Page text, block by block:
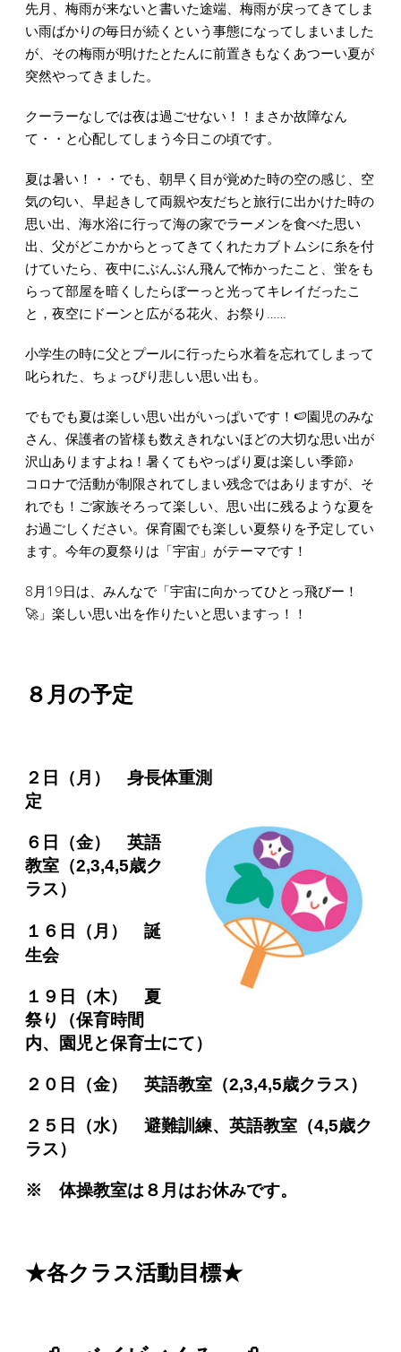
先月、梅雨が来ないと書いた途端、梅雨が戻ってきてしま
い雨ばかりの毎日が続くという事態になってしまいました
が、その梅雨が明けたとたんに前置きもなくあつーい夏が
突然やってきました。
クーラーなしでは夜は過ごせない！！まさか故障なん
て・・と心配してしまう今日この頃です。
夏は暑い！・・でも、朝早く目が覚めた時の空の感じ、空
気の匂い、早起きして両親や友だちと旅行に出かけた時の
思い出、海水浴に行って海の家でラーメンを食べた思い
出、父がどこかからとってきてくれたカブトムシに糸を付
けていたら、夜中にぶんぶん飛んで怖かったこと、蛍をも
らって部屋を暗くしたらぼーっと光ってキレイだったこ
と，夜空にドーンと広がる花火、お祭り……
小学生の時に父とプールに行ったら水着を忘れてしまって
叱られた、ちょっぴり悲しい思い出も。
でもでも夏は楽しい思い出がいっぱいです！🍉園児のみな
さん、保護者の皆様も数えきれないほどの大切な思い出が
沢山ありますよね！暑くてもやっぱり夏は楽しい季節♪
コロナで活動が制限されてしまい残念ではありますが、そ
れでも！ご家族そろって楽しい、思い出に残るような夏を
お過ごしください。保育園でも楽しい夏祭りを予定してい
ます。今年の夏祭りは「宇宙」がテーマです！
8月19日は、みんなで「宇宙に向かってひとっ飛びー！
🚀」楽しい思い出を作りたいと思いますっ！！
８月の予定
２日（月） 身長体重測
定
６日（金） 英語
教室（2,3,4,5歳ク
ラス）
１６日（月） 誕
生会
１９日（木） 夏
祭り（保育時間
内、園児と保育士にて）
２０日（金） 英語教室（2,3,4,5歳クラス）
２５日（水） 避難訓練、 英語教室（4,5歳ク
ラス）
※ 体操教室は８月はお休みです。
★各クラス活動目標★